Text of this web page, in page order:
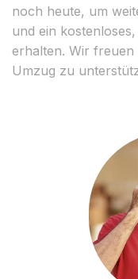
noch heute, um
und ein
erhalten. Wir freuen
Umzug zu